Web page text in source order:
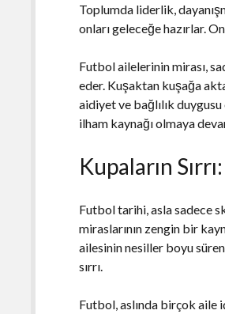
Toplumda liderlik,
onları geleceğe hazırlar.
Futbol ailelerinin mirası,
eder. Kuşaktan kuşağa
aidiyet ve bağlılık
ilham kaynağı olmaya
Kupaların
Futbol tarihi, asla sadece
miraslarının zengin bir
ailesinin nesiller boyu
sırrı.
Futbol, aslında birçok aile